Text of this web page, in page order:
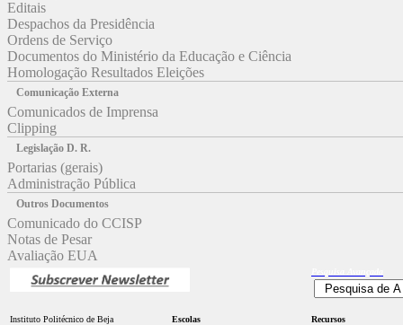
Editais
Despachos da Presidência
Ordens de Serviço
Documentos do Ministério da Educação e Ciência
Homologação Resultados Eleições
Comunicação Externa
Comunicados de Imprensa
Clipping
Legislação D. R.
Portarias (gerais)
Administração Pública
Outros Documentos
Comunicado do CCISP
Notas de Pesar
Avaliação EUA
Instituto Politécnico de Beja
Escolas
Recursos